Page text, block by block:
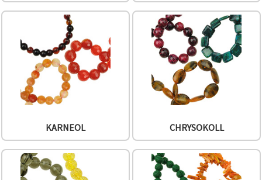
können Sie
jederzeit
widerrufen.
Impressum
Datenschutzerklärung
Richtlinie
Alle
akzeptieren
Cookie-
Einstellungen
KARNEOL CHRYSOKOLL